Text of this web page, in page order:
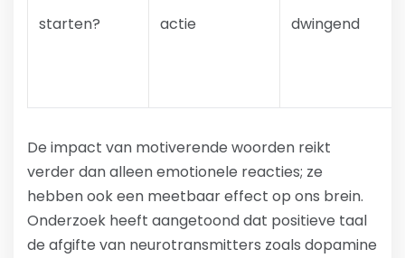
starten?
actie
dwingend
De impact van motiverende woorden reikt
verder dan alleen emotionele reacties; ze
hebben ook een meetbaar effect op ons brein.
Onderzoek heeft aangetoond dat positieve taal
de afgifte van neurotransmitters zoals dopamine